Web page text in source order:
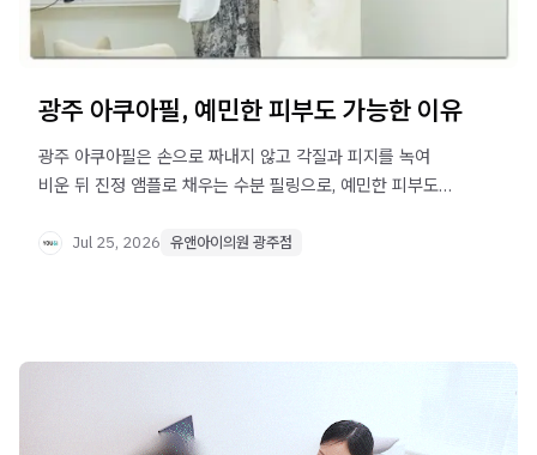
광주 아쿠아필, 예민한 피부도 가능한 이유
광주 아쿠아필은 손으로 짜내지 않고 각질과 피지를 녹여
비운 뒤 진정 앰플로 채우는 수분 필링으로, 예민한 피부도
Jul 25, 2026 유앤아이의원 광주점